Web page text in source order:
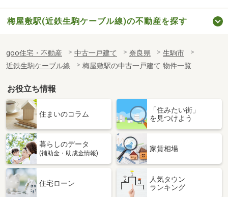
梅屋敷駅(近鉄生駒ケーブル線)の不動産を探す
goo住宅・不動産 中古一戸建て 奈良県
生駒市
近鉄生駒ケーブル線
梅屋敷駅の中古一戸建て 物件一覧
お役立ち情報
住まいのコラム
「住みたい街」
を見つけよう
暮らしのデータ
(補助金・助成金情報)
家賃相場
住宅ローン
人気タウン
ランキング